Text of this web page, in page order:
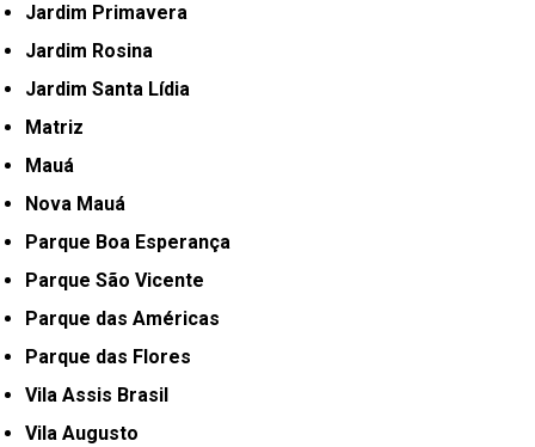
Jardim Primavera
Jardim Rosina
Jardim Santa Lídia
Matriz
Mauá
Nova Mauá
Parque Boa Esperança
Parque São Vicente
Parque das Américas
Parque das Flores
Vila Assis Brasil
Vila Augusto